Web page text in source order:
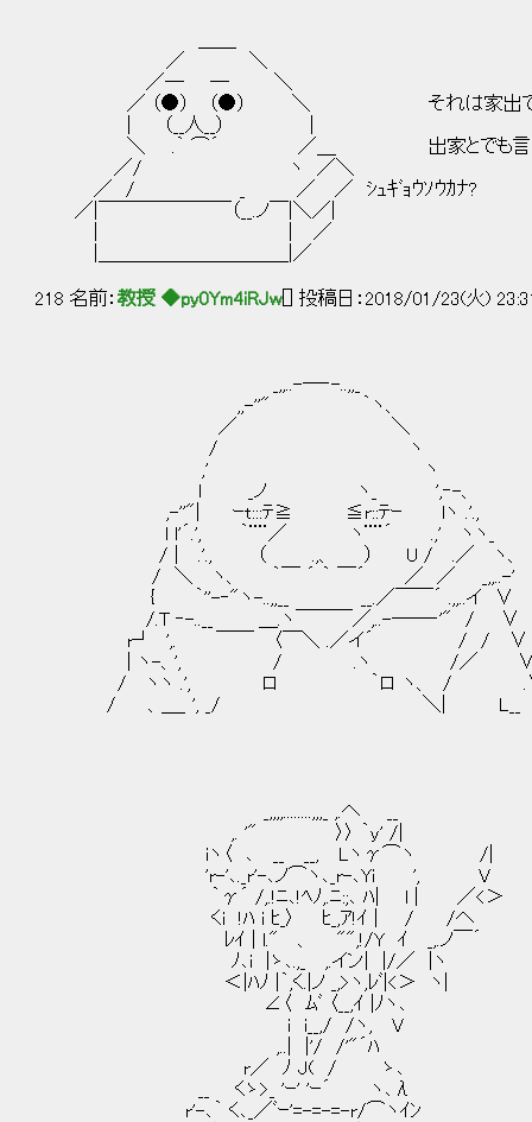
／ ＼
／─ ─ ＼
／ （●） （●） ＼ それは家出では
| （__人__） |
＼ .｀ ⌒´ ／＿ 出家とでも言うべ
／/ ヽ ／＼
／ / _ ／ ／ ｼｭｷﾞｮｳｿｳｶﾅ?
／|￣￣￣￣￣￣￣（__.ノ￣|＼／|
| ｜ ／
|＿＿＿＿＿＿＿＿＿＿|／
218 名前： 教授 ◆py0Ym4iRJw[] 投稿日：2018/01/23(火)
_,,..-―‐-..,,_
,,-''" ｀ヽ、
／ ＼
/ ヽ
,' ヽ んー……山ご
ｌ _ノ ヽ_ ',‐-、
,-''"| ｰt:::ﾃ≧ ≦r::ﾃｰ lヽ .'., どこら辺
l l'´.', ｀¨¨／ ヽ¨¨´ .,' ヽヽ_
/ | .'., （ .,、 ） U / .／ ヽ、
/ ＼ ヽ、 ｀￣ ´ ｀ ￣´ ／ ／ _,,..-'
{ ｀''-‐"ヽ-..,,__ __.／￣￣´ .,,..イ ∨
/.T ‐-..__ ＿.ヽ￣￣￣／,..-――‐'" / ∨
r┘ ',. ￣￣ 〈￣＼ .／イ´ / / ∨
| ヽ-、', / .ヽ /／
/ ヽヽ .', ロ ｀ロ ヽ、 /
/ 、＿_ ', _/ ＼| L__
_,,,,........,,,_ ,.へ __
,. '" 〉〉 ｀y' /|
iヽ〈 ､ __ __, Lヽγ⌒ヽ /|
'r-'､._r'-､ノ⌒ヽ､_r-､Yi ', V
｀γ´ /,.!ﾆ､!ﾍﾉ,.ﾆ:;､ ﾊ| l | ／<＞ んーん、
くi !ﾊ i ﾋ_〉 ﾋ_,ｱ!ｲ | / /へ
ﾚｲ | l." 、 "",!/Y ｲ _,.ノ￣´ 足跡も残さな
ﾉ､i |ゝ､.,_ ,.イン| |/／ |ヽ
＜|ﾊﾉ |｀,く.|ノ _,>ヽ,ﾚﾞ|<＞ ヽ| f´￣￣
∠〈 ﾑﾞ 〈__,ｲ |ﾉヽ､ | ……雪、
i i__,/ /ヽ, V ヽ＿＿＿＿＿＿＿＿
,..| |'/ /'"´ﾊ
r／ ﾉ J( / ゝ､ 積もって
__ くゝ>_ 'ｰ' 'ｰ´ ヽ､λ
r'-､｀ く､_／ﾞｰ'=-=-=-r/⌒ヽｲﾝ f´￣